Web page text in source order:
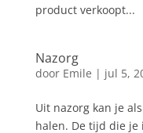
product verkoopt...
Nazorg
door Emile | jul 5,
Uit nazorg kan je
halen. De tijd die